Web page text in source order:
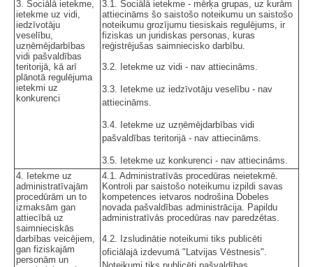
3. Sociālā ietekme,
ietekme uz vidi,
iedzīvotāju
veselību,
uzņēmējdarbības
vidi pašvaldības
teritorijā, kā arī
plānotā regulējuma
ietekmi uz
konkurenci
3.1. Sociālā ietekme - mērķa grupas, uz kurām
attiecināms šo saistošo noteikumu un saistošo
noteikumu grozījumu tiesiskais regulējums, ir
fiziskas un juridiskas personas, kuras
reģistrējušas saimniecisko darbību.
3.2. Ietekme uz vidi - nav attiecināms.
3.3. Ietekme uz iedzīvotāju veselību - nav
attiecināms.
3.4. Ietekme uz uzņēmējdarbības vidi
pašvaldības teritorijā - nav attiecināms.
3.5. Ietekme uz konkurenci - nav attiecināms.
4. Ietekme uz
administratīvajām
procedūrām un to
izmaksām gan
attiecībā uz
saimnieciskās
darbības veicējiem,
gan fiziskajām
personām un
4.1. Administratīvās procedūras neietekmē.
Kontroli par saistošo noteikumu izpildi savas
kompetences ietvaros nodrošina Dobeles
novada pašvaldības administrācija. Papildu
administratīvās procedūras nav paredzētas.
4.2. Izsludinātie noteikumi tiks publicēti
oficiālajā izdevumā "Latvijas Vēstnesis".